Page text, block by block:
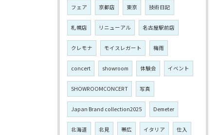
フェア 京都店 東京 技術日記
札幌店 リニューアル 名古屋駅前店
クレモナ モイスレガート 梅雨
concert showroom 体験会 イベント
SHOWROOMCONCERT 写真
Japan Brand collection2025 Demeter
北海道 北見 帯広 イタリア 仕入